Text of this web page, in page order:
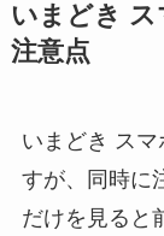
いまどき
注意点
いまどき ス
すが、同時に
だけを見ると